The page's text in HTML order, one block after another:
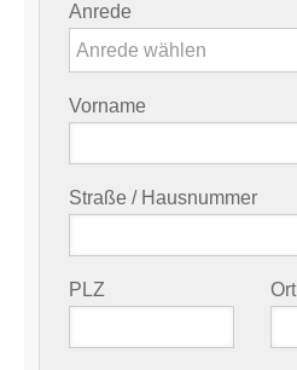
Anrede
Anrede wählen
Vorname
Straße / Hausnummer
PLZ Ort